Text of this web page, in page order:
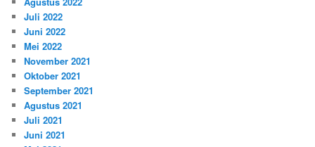
Juli 2022
Juni 2022
Mei 2022
November 2021
Oktober 2021
September 2021
Agustus 2021
Juli 2021
Juni 2021